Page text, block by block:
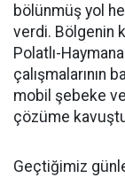
bölünmüş yol
verdi. Bölgenin
Polatlı-
çalışmalarının
mobil şebeke
çözüme
Geçtiğimiz